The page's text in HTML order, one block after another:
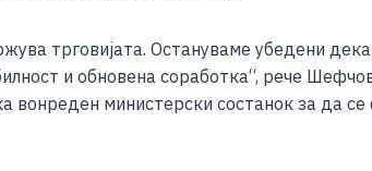
трговијата. Остануваме убедени
и обновена соработка“, рече
вонреден министерски состанок за да